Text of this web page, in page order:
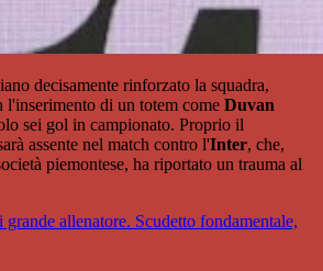
decisamente rinforzato la squadra,
l'inserimento di un totem come Duvan
sei gol in campionato. Proprio il
assente nel match contro l'Inter, che,
piemontese, ha riportato un trauma al
allenatore. Scudetto fondamentale,